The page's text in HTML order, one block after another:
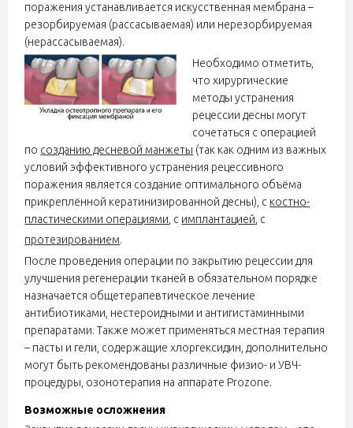
поражения устанавливается искусственная мембрана –
резорбируемая (рассасываемая) или нерезорбируемая
(нерассасываемая).
Необходимо отметить,
что хирургические
методы устранения
рецессии десны могут
сочетаться с операцией
по созданию десневой манжеты (так как одним из важных
условий эффективного устранения рецессивного
поражения является создание оптимального объёма
прикреплённой кератинизированной десны), с костно-
пластическими операциями , с имплантацией , с
протезированием.
После проведения операции по закрытию рецессии для
улучшения регенерации тканей в обязательном порядке
назначается общетерапевтическое лечение
антибиотиками, нестероидными и антигистаминными
препаратами. Также может применяться местная терапия
– пасты и гели, содержащие хлоргексидин, дополнительно
могут быть рекомендованы различные физио- и УВЧ-
процедуры, озонотерапия на аппарате Prozone.
Возможные осложнения